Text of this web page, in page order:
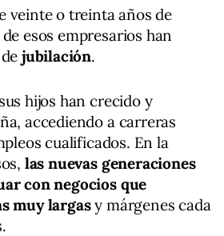
veinte o treinta años de
esos empresarios han
dejubilación.
hijos han crecido y
accediendo a carreras
cualificados. En la
las nuevas generaciones
con negocios que
muy largasy márgenes cada